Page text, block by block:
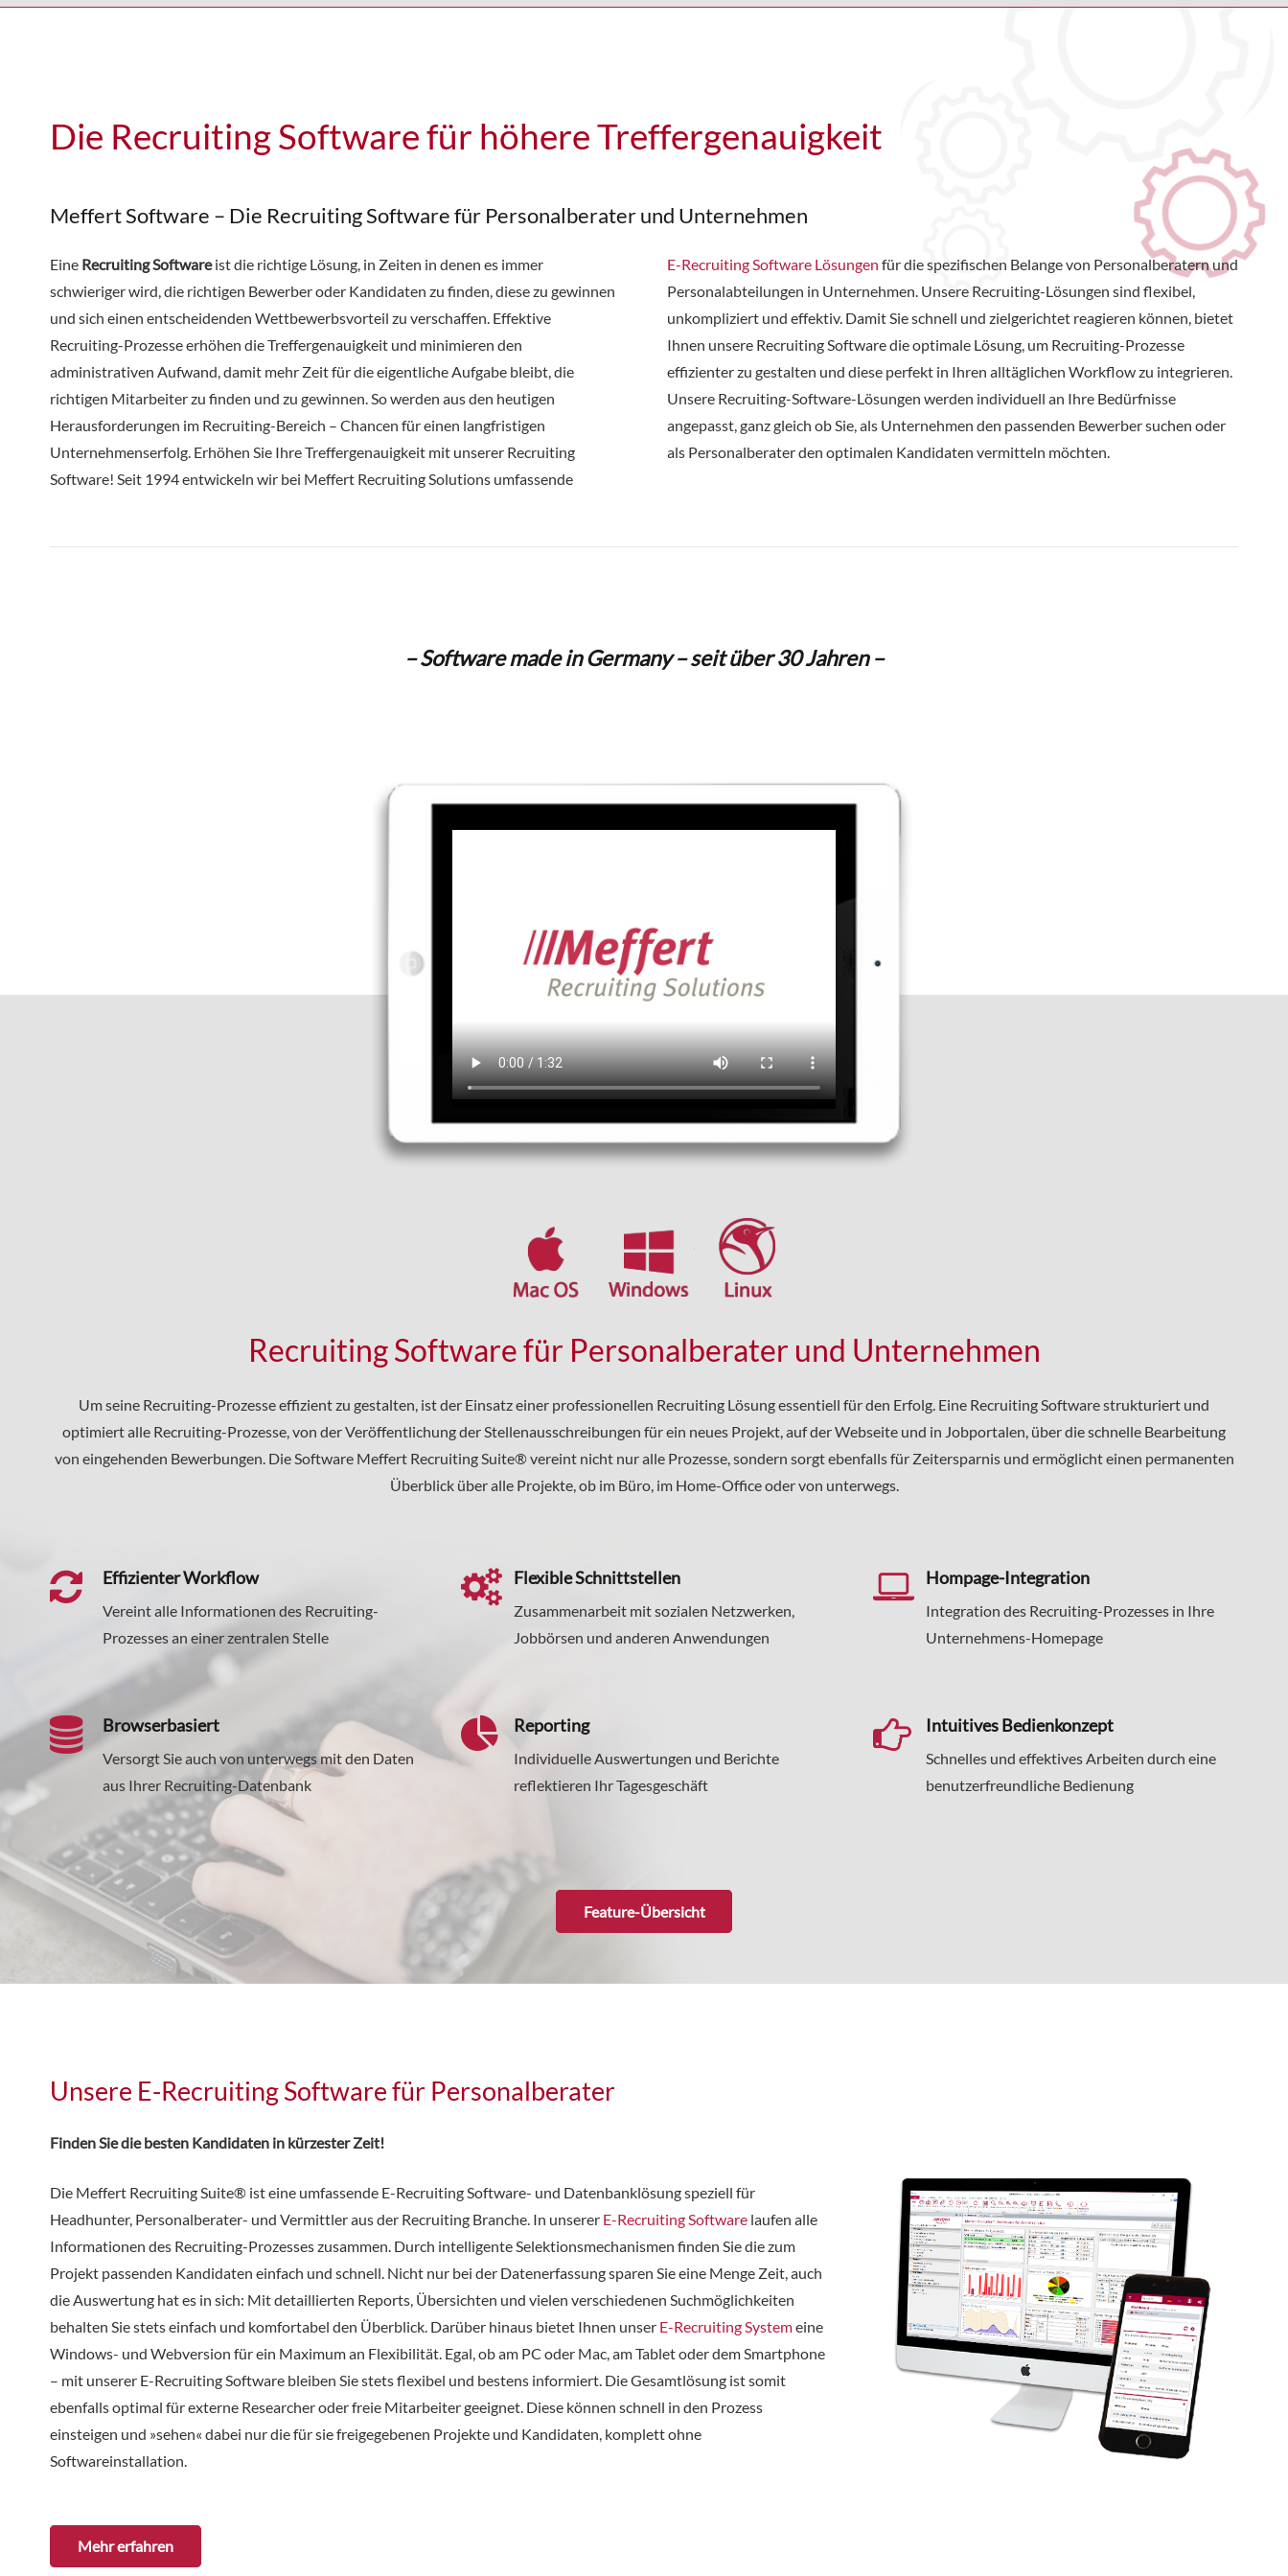
Die Recruiting Software für höhere Treffergenauigkeit
Meffert Software – Die Recruiting Software für Personalberater und Unternehmen
Eine Recruiting Softwareist die richtige Lösung, in Zeiten in denen es immer
schwieriger wird, die richtigen Bewerber oder Kandidaten zu finden, diese zu gewinnen
und sich einen entscheidenden Wettbewerbsvorteil zu verschaffen. Effektive
Recruiting-Prozesse erhöhen die Treffergenauigkeit und minimieren den
administrativen Aufwand, damit mehr Zeit für die eigentliche Aufgabe bleibt, die
richtigen Mitarbeiter zu finden und zu gewinnen. So werden aus den heutigen
Herausforderungen im Recruiting-Bereich – Chancen für einen langfristigen
Unternehmenserfolg. Erhöhen Sie Ihre Treffergenauigkeit mit unserer Recruiting
Software! Seit 1994 entwickeln wir bei Meffert Recruiting Solutions umfassende
E-Recruiting Software Lösungen für die spezifischen Belange von Personalberatern und
Personalabteilungen in Unternehmen. Unsere Recruiting-Lösungen sind flexibel,
unkompliziert und effektiv. Damit Sie schnell und zielgerichtet reagieren können, bietet
Ihnen unsere Recruiting Software die optimale Lösung, um Recruiting-Prozesse
effizienter zu gestalten und diese perfekt in Ihren alltäglichen Workflow zu integrieren.
Unsere Recruiting-Software-Lösungen werden individuell an Ihre Bedürfnisse
angepasst, ganz gleich ob Sie, als Unternehmen den passenden Bewerber suchen oder
als Personalberater den optimalen Kandidaten vermitteln möchten.
– Software made in Germany – seit über 30 Jahren –
Recruiting Software für Personalberater und Unternehmen
Um seine Recruiting-Prozesse effizient zu gestalten, ist der Einsatz einer professionellen Recruiting Lösung essentiell für den Erfolg. Eine Recruiting Software strukturiert und
optimiert alle Recruiting-Prozesse, von der Veröffentlichung der Stellenausschreibungen für ein neues Projekt, auf der Webseite und in Jobportalen, über die schnelle Bearbeitung
von eingehenden Bewerbungen. Die Software Meffert Recruiting Suite® vereint nicht nur alle Prozesse, sondern sorgt ebenfalls für Zeitersparnis und ermöglicht einen permanenten
Überblick über alle Projekte, ob im Büro, im Home-Office oder von unterwegs.
Effizienter Workflow
Vereint alle Informationen des Recruiting-
Prozesses an einer zentralen Stelle
Flexible Schnittstellen
Zusammenarbeit mit sozialen Netzwerken,
Jobbörsen und anderen Anwendungen
Hompage-Integration
Integration des Recruiting-Prozesses in Ihre
Unternehmens-Homepage
Browserbasiert
Versorgt Sie auch von unterwegs mit den Daten
aus Ihrer Recruiting-Datenbank
Reporting
Individuelle Auswertungen und Berichte
reflektieren Ihr Tagesgeschäft
Intuitives Bedienkonzept
Schnelles und effektives Arbeiten durch eine
benutzerfreundliche Bedienung
Feature-Übersicht
Unsere E-Recruiting Software für Personalberater
Finden Sie die besten Kandidaten in kürzester Zeit!
Die Meffert Recruiting Suite® ist eine umfassende E-Recruiting Software- und Datenbanklösung speziell für
Headhunter, Personalberater- und Vermittler aus der Recruiting Branche. In unserer E-Recruiting Software laufen alle
Informationen des Recruiting-Prozesses zusammen. Durch intelligente Selektionsmechanismen finden Sie die zum
Projekt passenden Kandidaten einfach und schnell. Nicht nur bei der Datenerfassung sparen Sie eine Menge Zeit, auch
die Auswertung hat es in sich: Mit detaillierten Reports, Übersichten und vielen verschiedenen Suchmöglichkeiten
behalten Sie stets einfach und komfortabel den Überblick. Darüber hinaus bietet Ihnen unser E-Recruiting Systemeine
Windows- und Webversion für ein Maximum an Flexibilität. Egal, ob am PC oder Mac, am Tablet oder dem Smartphone
– mit unserer E-Recruiting Software bleiben Sie stets flexibel und bestens informiert. Die Gesamtlösung ist somit
ebenfalls optimal für externe Researcher oder freie Mitarbeiter geeignet. Diese können schnell in den Prozess
einsteigen und »sehen« dabei nur die für sie freigegebenen Projekte und Kandidaten, komplett ohne
Softwareinstallation.
Mehr erfahren